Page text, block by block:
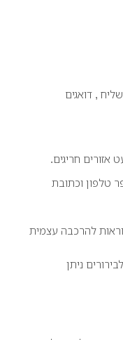
, דואגים
טלפון וכתובת
להרכבה עצמית
ניתן